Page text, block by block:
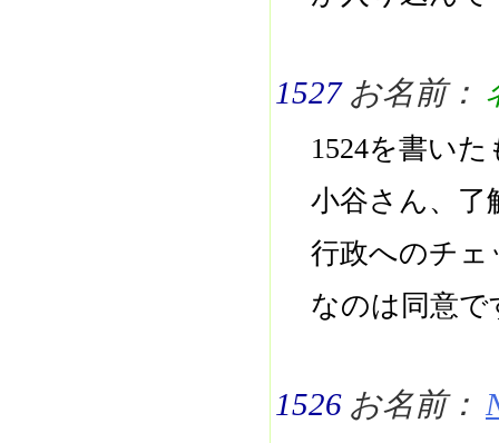
1527 お名前：
1524を書い
小谷さん、了
行政へのチェ
なのは同意で
1526 お名前：